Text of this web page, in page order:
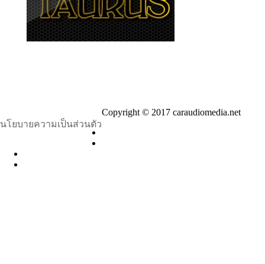
นโยบายความเป็นส่วนตัว
Copyright © 2017 caraudiomedia.net